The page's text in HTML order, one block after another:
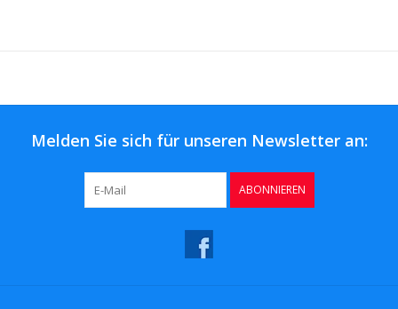
Melden Sie sich für unseren Newsletter an:
ABONNIEREN